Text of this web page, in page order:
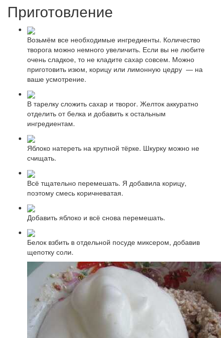
Приготовление
Возьмём все необходимые ингредиенты. Количество
творога можно немного увеличить. Если вы не любите
очень сладкое, то не кладите сахар совсем. Можно
приготовить изюм, корицу или лимонную цедру — на
ваше усмотрение.
В тарелку сложить сахар и творог. Желток аккуратно
отделить от белка и добавить к остальным
ингредиентам.
Яблоко натереть на крупной тёрке. Шкурку можно не
счищать.
Всё тщательно перемешать. Я добавила корицу,
поэтому смесь коричневатая.
Добавить яблоко и всё снова перемешать.
Белок взбить в отдельной посуде миксером, добавив
щепотку соли.